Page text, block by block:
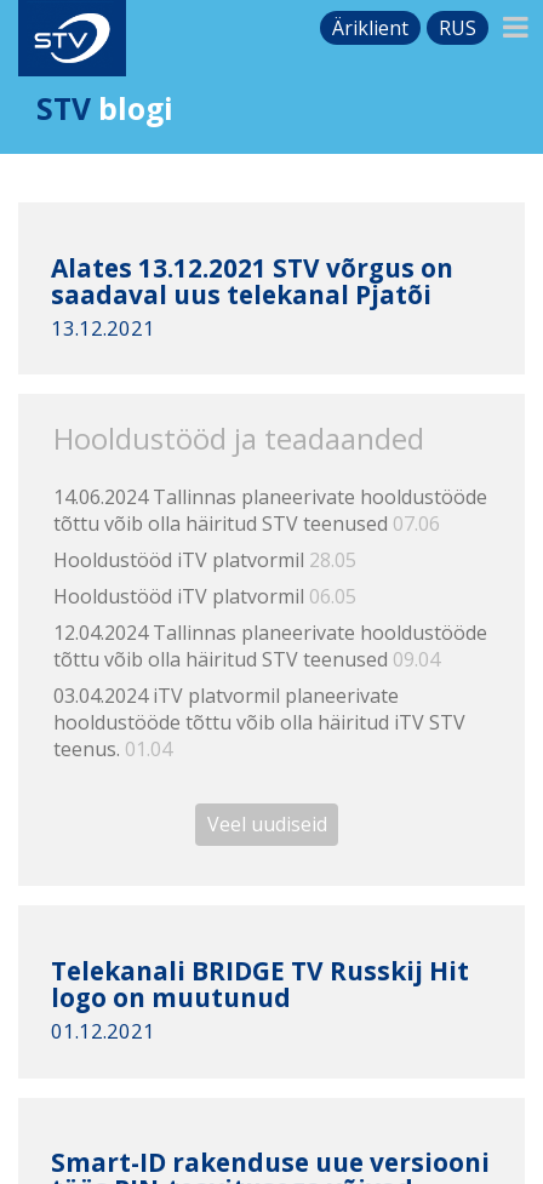
Äriklient RUS
STV blogi
Alates 13.12.2021 STV võrgus on
saadaval uus telekanal Pjatõi
13.12.2021
Hooldustööd ja teadaanded
14.06.2024 Tallinnas planeerivate hooldustööde
tõttu võib olla häiritud STV teenused 07.06
Hooldustööd iTV platvormil 28.05
Hooldustööd iTV platvormil 06.05
12.04.2024 Tallinnas planeerivate hooldustööde
tõttu võib olla häiritud STV teenused 09.04
03.04.2024 iTV platvormil planeerivate
hooldustööde tõttu võib olla häiritud iTV STV
teenus. 01.04
Veel uudiseid
Telekanali BRIDGE TV Russkij Hit
logo on muutunud
01.12.2021
Smart-ID rakenduse uue versiooni